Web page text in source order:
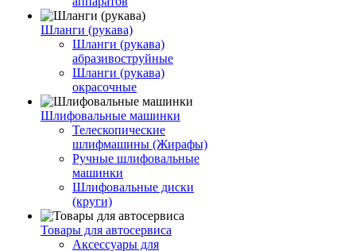
Шланги (рукава)
Шланги (рукава)
абразивоструйные
Шланги (рукава)
окрасочные
Шлифовальные машинки
Телескопические
шлифмашины (Жирафы)
Ручные шлифовальные
машинки
Шлифовальные диски
(круги)
Товары для автосервиса
Аксессуары для